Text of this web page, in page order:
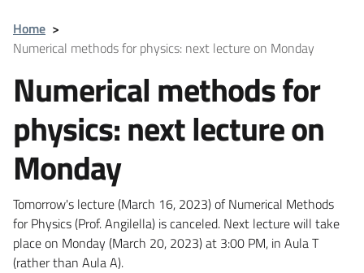
Home >
Numerical methods for physics: next lecture on Monday
Numerical methods for
physics: next lecture on
Monday
Tomorrow's lecture (March 16, 2023) of Numerical Methods
for Physics (Prof. Angilella) is canceled. Next lecture will take
place on Monday (March 20, 2023) at 3:00 PM, in Aula T
(rather than Aula A).